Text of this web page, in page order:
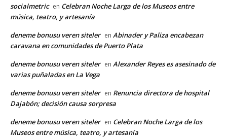
socialmetric en Celebran Noche Larga de los Museos entre
música, teatro, y artesanía
deneme bonusu veren siteler en Abinader y Paliza encabezan
caravana en comunidades de Puerto Plata
deneme bonusu veren siteler en Alexander Reyes es asesinado de
varias puñaladas en La Vega
deneme bonusu veren siteler en Renuncia directora de hospital
Dajabón; decisión causa sorpresa
deneme bonusu veren siteler en Celebran Noche Larga de los
Museos entre música, teatro, y artesanía